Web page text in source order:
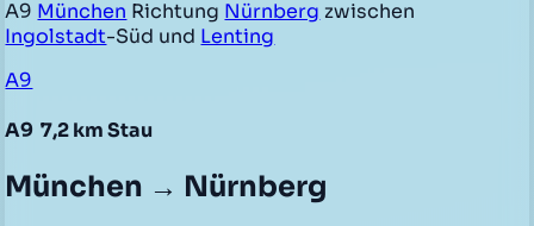
A9 München Richtung Nürnberg zwischen
Ingolstadt-Süd und Lenting
A9
A9 7,2 km Stau
München → Nürnberg